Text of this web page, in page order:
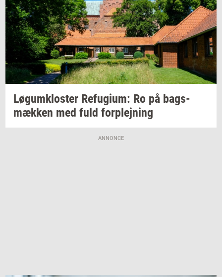
Løgum­klo­ster Re­fu­gi­um: Ro på bags­
mæk­ken med fuld for­plej­ning
ANNONCE